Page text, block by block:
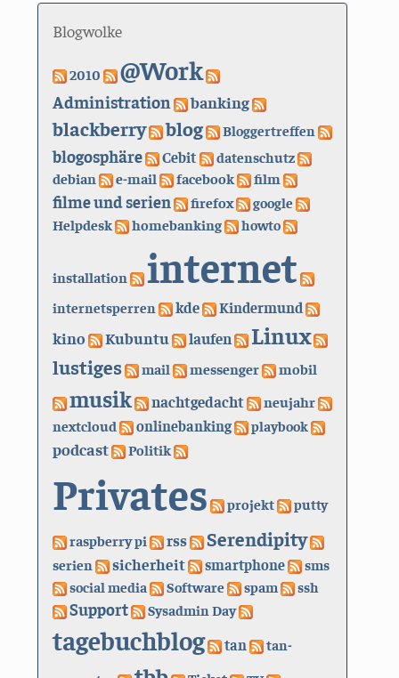
Blogwolke
2010 @Work
Administration banking
blackberry blog Bloggertreffen
blogosphäre Cebit datenschutz
debian e-mail facebook film
filme und serien firefox
google
Helpdesk
homebanking howto
installation internet
internetsperren kde Kindermund
kino Kubuntu laufen Linux
lustiges mail messenger mobil
musik nachtgedacht neujahr
nextcloud onlinebanking playbook
podcast Politik
Privates projekt putty
raspberry pi rss Serendipity
serien sicherheit smartphone
sms
social media
Software spam ssh
Support Sysadmin Day
tagebuchblog tan
tan-